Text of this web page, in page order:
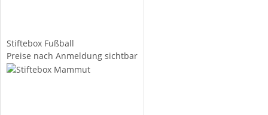
Stiftebox Fußball
Preise nach Anmeldung sichtbar